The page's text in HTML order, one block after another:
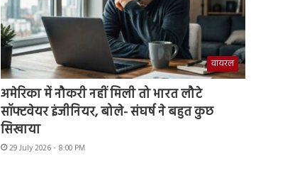
वायरल
अमेरिका में नौकरी नहीं मिली तो भारत लौटे
सॉफ्टवेयर इंजीनियर, बोले- संघर्ष ने बहुत कुछ
सिखाया
29 July 2026 - 8:00 PM